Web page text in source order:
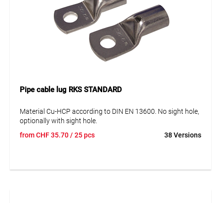
Pipe cable lug RKS STANDARD
Material Cu-HCP according to DIN EN 13600. No sight hole,
optionally with sight hole.
fromCHF35.70/ 25 pcs 38 Versions